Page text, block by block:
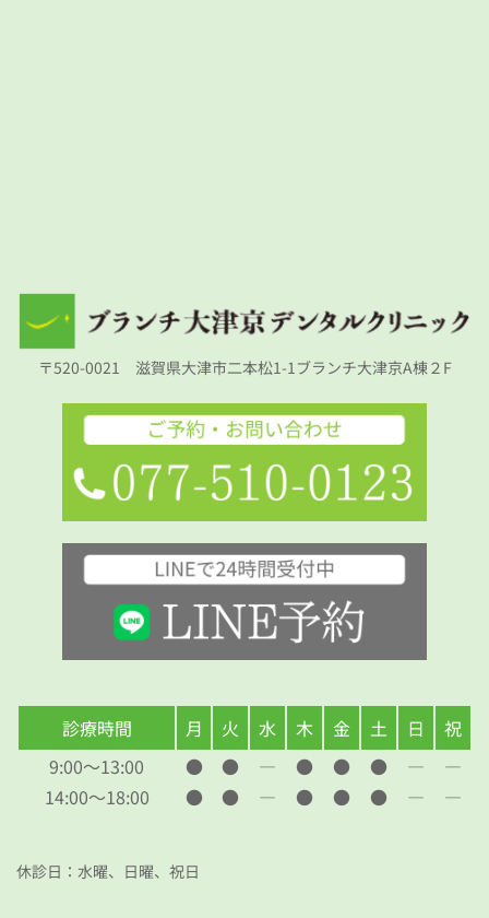
〒520-0021　滋賀県大津市二本松1-1ブランチ大津京A棟２F
診療時間 月 火 水 木 金 土 日
祝
9:00～13:00
● ● ― ● ● ● ―
―
14:00～18:00
● ● ― ● ● ● ― ―
休診日：水曜、日曜、祝日